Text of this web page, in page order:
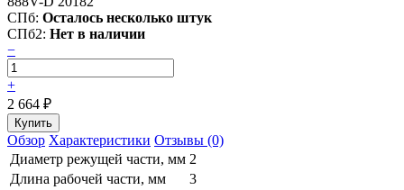
СПб: Осталось несколько штук
СПб2: Нет в наличии
−
+
2 664 ₽
Обзор Характеристики Отзывы (0)
Диаметр режущей части, мм 2
Длина рабочей части, мм
3